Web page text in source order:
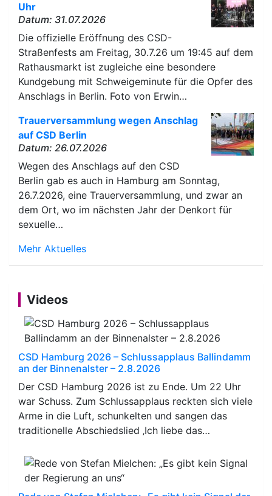
Uhr
Datum: 31.07.2026
Die offizielle Eröffnung des CSD-
Straßenfests am Freitag, 30.7.26 um 19:45 auf dem
Rathausmarkt ist zugleiche eine besondere
Kundgebung mit Schweigeminute für die Opfer des
Anschlags in Berlin. Foto von Erwin…
Trauerversammlung wegen Anschlag
auf CSD Berlin
Datum: 26.07.2026
Wegen des Anschlags auf den CSD
Berlin gab es auch in Hamburg am Sonntag,
26.7.2026, eine Trauerversammlung, und zwar an
dem Ort, wo im nächsten Jahr der Denkort für
sexuelle…
Mehr Aktuelles
Videos
CSD Hamburg 2026 – Schlussapplaus Ballindamm
an der Binnenalster – 2.8.2026
Der CSD Hamburg 2026 ist zu Ende. Um 22 Uhr
war Schuss. Zum Schlussapplaus reckten sich viele
Arme in die Luft, schunkelten und sangen das
traditionelle Abschiedslied ‚Ich liebe das…